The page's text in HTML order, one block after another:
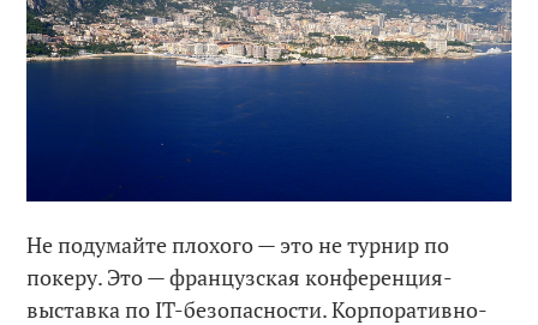
Не подумайте плохого — это не турнир по
покеру. Это — французская конференция-
выставка по IT-безопасности. Корпоративно-